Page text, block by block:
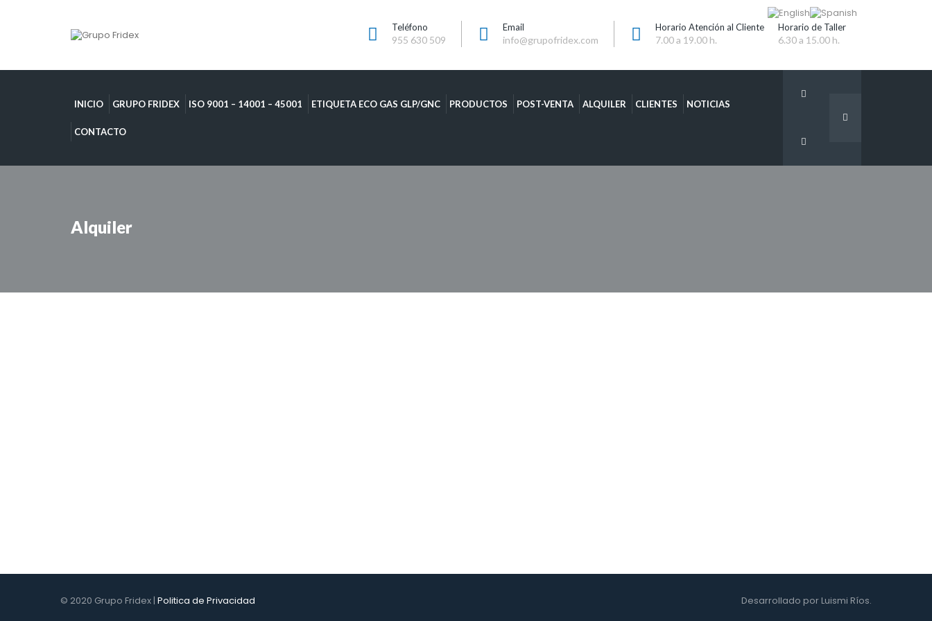
Teléfono
955 630 509
Email
info@grupofridex.com
Horario Atención al Cliente
7.00 a 19.00 h.
Horario de Taller
6.30 a 15.00 h.
INICIO GRUPO FRIDEX ISO 9001 – 14001 – 45001 ETIQUETA ECO GAS GLP/GNC PRODUCTOS POST-VENTA ALQUILER CLIENTES NOTICIAS
CONTACTO
Alquiler
© 2020 Grupo Fridex | Politica de Privacidad Desarrollado por Luismi Ríos.